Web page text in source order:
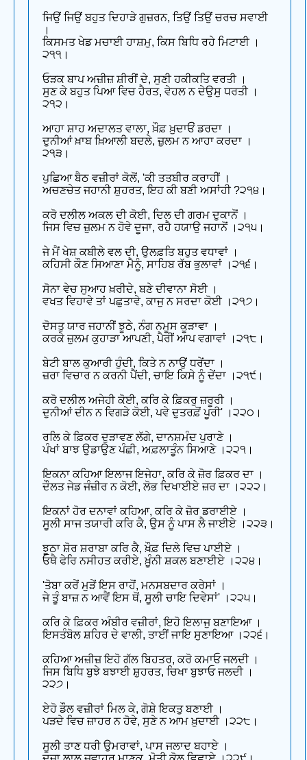
ਜਿਉਂ ਜਿਉਂ ਬਹੁਤ ਦਿਹਾੜੇ ਗੁਜ਼ਰਨ, ਤਿਉਂ ਤਿਉਂ ਚਰਚ ਸਵਾਈ
।
ਕਿਸਮਤ ਖੇਡ ਮਚਾਈ ਹਾਸ਼ਮੁ, ਕਿਸ ਬਿਧਿ ਰਹੇ ਮਿਟਾਈ ।
੨੧੧।
ਓੜਕ ਬਾਪ ਅਜ਼ੀਜ਼ ਸ਼ੀਰੀਂ ਦੇ, ਸੁਣੀ ਹਕੀਕਤਿ ਵਰਤੀ ।
ਸੁਣ ਕੇ ਬਹੁਤ ਪਿਆ ਵਿਚ ਹੈਰਤ, ਵੇਹਲ ਨ ਦੇਉਸੁ ਧਰਤੀ ।
੨੧੨।
ਆਹਾ ਸ਼ਾਹ ਅਦਾਲਤ ਵਾਲਾ, ਖ਼ੌਫ਼ ਖ਼ੁਦਾਓਂ ਡਰਦਾ ।
ਦੁਨੀਆਂ ਖ਼ਾਬ ਖ਼ਿਆਲੀ ਬਦਲੇ, ਜ਼ੁਲਮ ਨ ਆਹਾ ਕਰਦਾ ।
੨੧੩।
ਪੁਛਿਆ ਬੈਠ ਵਜ਼ੀਰਾਂ ਕੋਲੋਂ, 'ਕੀ ਤਤਬੀਰ ਕਰਾਹੀਂ ।
ਅਚਣਚੇਤ ਜਹਾਨੀ ਸ਼ੁਹਰਤ, ਇਹ ਕੀ ਬਣੀ ਅਸਾਂਹੀ ?੨੧੪।
ਕਰੋ ਦਲੀਲ ਅਕਲ ਦੀ ਕੋਈ, ਦਿਲ ਦੀ ਗਰਮ ਦੁਕਾਨੋਂ ।
ਜਿਸ ਵਿਚ ਜ਼ੁਲਮ ਨ ਹੋਵੇ ਦੂਜਾ, ਰਹੈ ਹਯਾਉ ਜਹਾਨੋਂ ।੨੧੫।
ਜੇ ਮੈਂ ਖੇਸ਼ ਕਬੀਲੇ ਵਲ ਦੀ, ਉਲਫ਼ਤਿ ਬਹੁਤ ਵਧਾਵਾਂ ।
ਕਹਿਸੀ ਕੌਣ ਸਿਆਣਾ ਮੈਨੂੰ, ਸਾਹਿਬ ਰੱਬ ਭੁਲਾਵਾਂ ।੨੧੬।
ਸੋਨਾ ਵੇਚ ਸੁਆਹ ਖ਼ਰੀਦੇ, ਬਣੇ ਦੀਵਾਨਾ ਸੋਈ ।
ਵਖਤ ਵਿਹਾਵੇ ਤਾਂ ਪਛੁਤਾਵੇ, ਕਾਜੁ ਨ ਸਰਦਾ ਕੋਈ ।੨੧੭।
ਦੋਸਤੁ ਯਾਰ ਜਹਾਨੀਂ ਝੂਠੇ, ਨੰਗ ਨਮੂਸ ਕੂੜਾਵਾ ।
ਕਰਕੇ ਜ਼ੁਲਮ ਕੁਹਾੜਾ ਆਪਣੀ, ਪੈਰੀਂ ਆਪ ਵਗਾਵਾਂ ।੨੧੮।
ਬੇਟੀ ਬਾਲ ਕੁਆਰੀ ਹੁੰਦੀ, ਕਿਤੇ ਨ ਨਾਉਂ ਧਰੇਂਦਾ ।
ਜ਼ਰਾ ਵਿਚਾਰ ਨ ਕਰਨੀ ਪੈਂਦੀ, ਚਾਇ ਕਿਸੇ ਨੂੰ ਦੇਂਦਾ ।੨੧੯।
ਕਰੋ ਦਲੀਲ ਅਜੇਹੀ ਕੋਈ, ਕਰਿ ਕੇ ਫ਼ਿਕਰੁ ਜ਼ਰੂਰੀ ।
ਦੁਨੀਆਂ ਦੀਨ ਨ ਵਿਗੜੇ ਕੋਈ, ਪਵੇ ਦੁਤਰਫ਼ੋਂ ਪੂਰੀ' ।੨੨੦।
ਰਲਿ ਕੇ ਫ਼ਿਕਰ ਦੁੜਾਵਣ ਲੱਗੇ, ਦਾਨਸ਼ਮੰਦ ਪੁਰਾਣੇ ।
ਪੰਖਾਂ ਬਾਝ ਉਡਾਉਣ ਪੰਛੀ, ਅਫ਼ਲਾਤੂੰਨ ਸਿਆਣੇ ।੨੨੧।
ਇਕਨਾ ਕਹਿਆ ਇਲਾਜ ਇਜੇਹਾ, ਕਰਿ ਕੇ ਜ਼ੋਰ ਫ਼ਿਕਰ ਦਾ ।
ਦੌਲਤ ਜੇਡ ਜੰਜ਼ੀਰ ਨ ਕੋਈ, ਲੋਭ ਦਿਖਾਈਏ ਜ਼ਰ ਦਾ ।੨੨੨।
ਇਕਨਾਂ ਹੋਰ ਦਨਾਵਾਂ ਕਹਿਆ, ਕਰਿ ਕੇ ਜ਼ੋਰ ਡਰਾਈਏ ।
ਸੂਲੀ ਸਾਜ ਤਯਾਰੀ ਕਰਿ ਕੈ, ਉਸ ਨੂੰ ਪਾਸ ਲੈ ਜਾਈਏ ।੨੨੩।
ਝੂਠਾ ਸ਼ੋਰ ਸ਼ਰਾਬਾ ਕਰਿ ਕੈ, ਖ਼ੌਫ਼ ਦਿਲੇ ਵਿਚ ਪਾਈਏ ।
ਓਥੈ ਫੇਰਿ ਨਸੀਹਤ ਕਰੀਏ, ਖ਼ੂੰਨੀ ਸ਼ਕਲ ਬਣਾਈਏ ।੨੨੪।
'ਤੋਬਾ ਕਰੇਂ ਮੁੜੇਂ ਇਸ ਰਾਹੋਂ, ਮਨਸਬਦਾਰ ਕਰੇਸਾਂ ।
ਜੇ ਤੂੰ ਬਾਜ਼ ਨ ਆਵੈਂ ਇਸ ਥੋਂ, ਸੂਲੀ ਚਾਇ ਦਿਵੇਸਾਂ' ।੨੨੫।
ਕਰਿ ਕੇ ਫ਼ਿਕਰ ਅੰਬੀਰ ਵਜ਼ੀਰਾਂ, ਇਹੋ ਇਲਾਜੁ ਬਣਾਇਆ ।
ਇਸਤੰਬੋਲ ਸ਼ਹਿਰ ਦੇ ਵਾਲੀ, ਤਾਈਂ ਜਾਇ ਸੁਣਾਇਆ ।੨੨੬।
ਕਹਿਆ ਅਜ਼ੀਜ਼ ਇਹੋ ਗੱਲ ਬਿਹਤਰ, ਕਰੋ ਕਮਾਓ ਜਲਦੀ ।
ਜਿਸ ਬਿਧਿ ਬੁਝੇ ਬਝਾਈ ਸ਼ੁਹਰਤ, ਚਿਖਾ ਬੁਝਾਓ ਜਲਦੀ ।
੨੨੭।
ਏਹੋ ਡੌਲ ਵਜ਼ੀਰਾਂ ਮਿਲ ਕੇ, ਗੋਸ਼ੇ ਇਕਤੁ ਬਣਾਈ ।
ਪੜਦੇ ਵਿਚ ਜ਼ਾਹਰ ਨ ਹੋਵੇ, ਸੁਣੇ ਨ ਆਮ ਖ਼ੁਦਾਈ ।੨੨੮।
ਸੂਲੀ ਤਾਣ ਧਰੀ ਉਮਰਾਵਾਂ, ਪਾਸ ਜਲਾਦ ਬਹਾਏ ।